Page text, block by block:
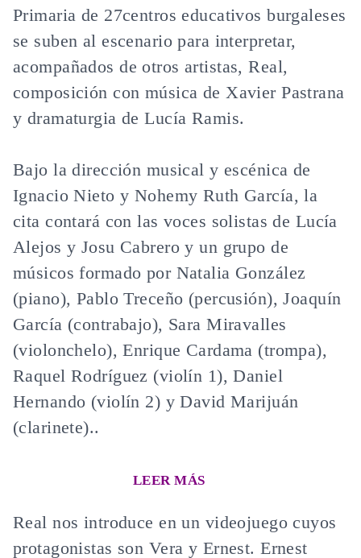
Primaria de 27centros educativos burgaleses
se suben al escenario para interpretar,
acompañados de otros artistas, Real,
composición con música de Xavier Pastrana
y dramaturgia de Lucía Ramis.
Bajo la dirección musical y escénica de
Ignacio Nieto y Nohemy Ruth García, la
cita contará con las voces solistas de Lucía
Alejos y Josu Cabrero y un grupo de
músicos formado por Natalia González
(piano), Pablo Treceño (percusión), Joaquín
García (contrabajo), Sara Miravalles
(violonchelo), Enrique Cardama (trompa),
Raquel Rodríguez (violín 1), Daniel
Hernando (violín 2) y David Marijuán
(clarinete)..
LEER MÁS
Real nos introduce en un videojuego cuyos
protagonistas son Vera y Ernest. Ernest